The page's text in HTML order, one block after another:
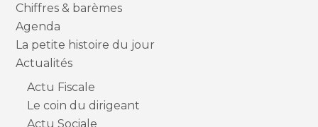
Chiffres & barèmes
Agenda
La petite histoire du jour
Actualités
Actu Fiscale
Le coin du dirigeant
Actu Sociale